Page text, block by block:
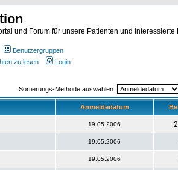
und Forum für unsere Patienten und interessierte
Benutzergruppen
zu lesen Login
Sortierungs-Methode auswählen:
Anmeldedatum
19.05.2006
19.05.2006
19.05.2006